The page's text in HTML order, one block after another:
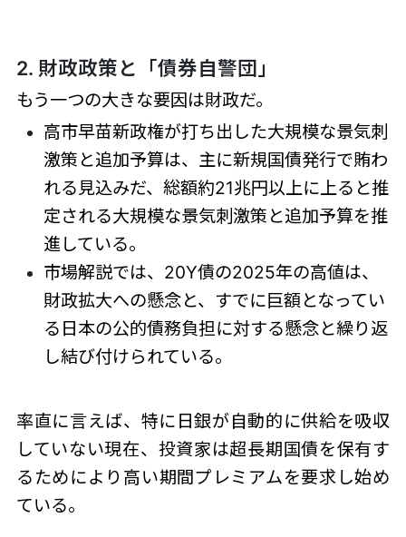
2. 財政政策と「債券自警団」
もう一つの大きな要因は財政だ。
高市早苗新政権が打ち出した大規模な景気刺
激策と追加予算は、主に新規国債発行で賄わ
れる見込みだ、総額約21兆円以上に上ると推
定される大規模な景気刺激策と追加予算を推
進している。
市場解説では、20Y債の2025年の高値は、
財政拡大への懸念と、すでに巨額となってい
る日本の公的債務負担に対する懸念と繰り返
し結び付けられている。
率直に言えば、特に日銀が自動的に供給を吸収
していない現在、投資家は超長期国債を保有す
るためにより高い期間プレミアムを要求し始め
ている。